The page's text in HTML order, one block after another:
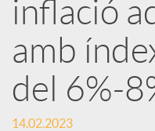
c
a
inflació
amb
del 6%-
14.02.2023